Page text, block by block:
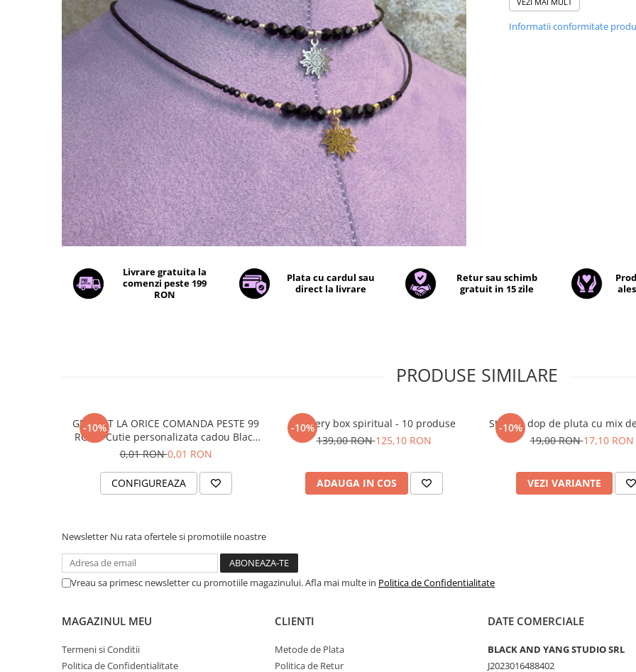
inchizatoare lobster
Ambalare : saculet cadou
Informatii conformitate
Livrare gratuita la
comenzi peste 199
RON
Plata cu cardul sau
direct la livrare
Retur sau schimb
gratuit in 15 zile
PRODUSE SIMILARE
-10%
GRATUIT LA ORICE COMANDA PESTE 99
RON - Cutie personalizata cadou Black
and Yang
0,01 RON0,01 RON
CONFIGUREAZA
-10%
Mystery box spiritual - 10 produse
139,00 RON125,10 RON
ADAUGA IN COS
-10%
Sticluta dop de pluta cu mix
19,00 RON17,10 RON
VEZI VARIANTE
Newsletter Nu rata ofertele si promotiile noastre
Vreau sa primesc newsletter cu promotiile magazinului. Afla mai multe in Politica de Confidentialitate
MAGAZINUL MEU
Termeni si Conditii
Politica de Confidentialitate
CLIENTI
Metode de Plata
Politica de Retur
DATE COMERCIALE
BLACK AND YANG STUDIO SRL
J2023016488402